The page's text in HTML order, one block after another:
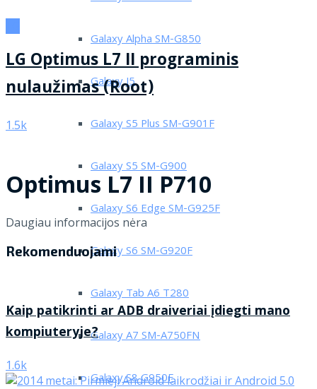
Galaxy Alpha SM-G850
Galaxy J5
Galaxy S5 Plus SM-G901F
Galaxy S5 SM-G900
Galaxy S6 Edge SM-G925F
Galaxy S6 SM-G920F
Galaxy Tab A6 T280
Galaxy A7 SM-A750FN
Galaxy S8 G950F
LG Optimus L7 II programinis
nulaužimas (Root)
1.5k
Optimus L7 II P710
Daugiau informacijos nėra
Rekomenduojami
Kaip patikrinti ar ADB draiveriai įdiegti mano
kompiuteryje?
1.6k